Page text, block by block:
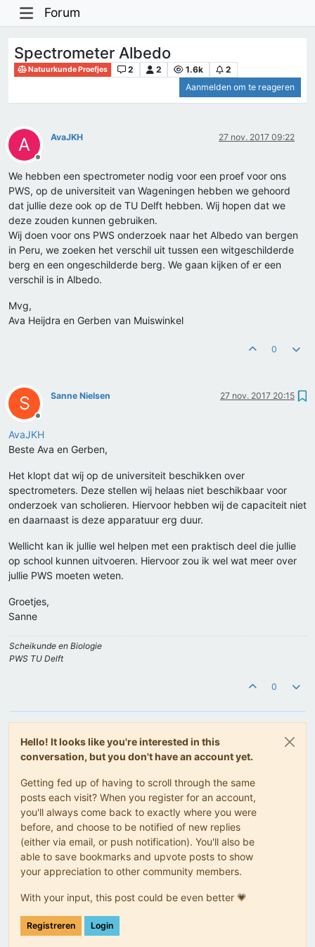
Forum
Spectrometer Albedo
Natuurkunde Proefjes 2 2 1.6k
2
Aanmelden om te reageren
A
Offline
AvaJKH 27 nov. 2017 09:22
We hebben een spectrometer nodig voor een proef voor ons
PWS, op de universiteit van Wageningen hebben we gehoord
dat jullie deze ook op de TU Delft hebben. Wij hopen dat we
deze zouden kunnen gebruiken.
Wij doen voor ons PWS onderzoek naar het Albedo van bergen
in Peru, we zoeken het verschil uit tussen een witgeschilderde
berg en een ongeschilderde berg. We gaan kijken of er een
verschil is in Albedo.
Mvg,
Ava Heijdra en Gerben van Muiswinkel
0
S
Offline
Sanne Nielsen 27 nov. 2017 20:15
AvaJKH
Beste Ava en Gerben,
Het klopt dat wij op de universiteit beschikken over
spectrometers. Deze stellen wij helaas niet beschikbaar voor
onderzoek van scholieren. Hiervoor hebben wij de capaciteit niet
en daarnaast is deze apparatuur erg duur.
Wellicht kan ik jullie wel helpen met een praktisch deel die jullie
op school kunnen uitvoeren. Hiervoor zou ik wel wat meer over
jullie PWS moeten weten.
Groetjes,
Sanne
Scheikunde en Biologie
PWS TU Delft
0
Hello! It looks like you're interested in this
conversation, but you don't have an account yet.
Getting fed up of having to scroll through the same
posts each visit? When you register for an account,
you'll always come back to exactly where you were
before, and choose to be notified of new replies
(either via email, or push notification). You'll also be
able to save bookmarks and upvote posts to show
your appreciation to other community members.
With your input, this post could be even better 💗
Registreren Login